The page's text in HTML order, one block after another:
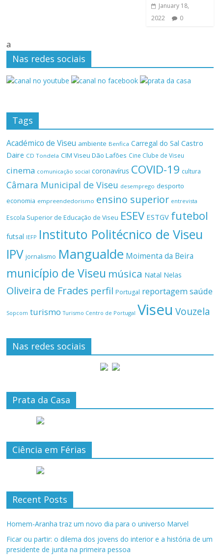
January 18,
2022
0
a
Nas redes sociais
Tags
Académico de Viseu ambiente Benfica Carregal do Sal Castro
Daire CD Tondela CIM Viseu Dão Lafões Cine Clube de Viseu
cinema comunicação social coronavírus COVID-19 cultura
Câmara Municipal de Viseu desemprego desporto
economia empreendedorismo ensino superior entrevista
Escola Superior de Educação de Viseu ESEV ESTGV futebol
futsal IEFP Instituto Politécnico de Viseu
IPV jornalismo Mangualde Moimenta da Beira
município de Viseu música Natal Nelas
Oliveira de Frades perfil Portugal reportagemsaúde
Sopcom turismo Turismo Centro de Portugal Viseu Vouzela
Nas redes sociais
Prata da Casa
Ciência em Férias
Recent Posts
Homem-Aranha traz um novo dia para o universo Marvel
Ficar ou partir: o dilema dos jovens do interior e a história de um
presidente de junta na primeira pessoa